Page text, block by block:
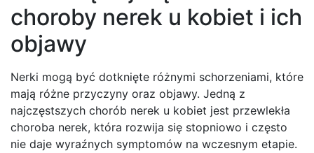
choroby nerek u kobiet i ich
objawy
Nerki mogą być dotknięte różnymi schorzeniami, które
mają różne przyczyny oraz objawy. Jedną z
najczęstszych chorób nerek u kobiet jest przewlekła
choroba nerek, która rozwija się stopniowo i często
nie daje wyraźnych symptomów na wczesnym etapie.